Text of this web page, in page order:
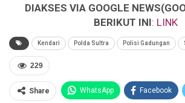
DIAKSES VIA GOOGLE
BERIKUT INI: LINK
Kendari Polda Sultra Polisi Gadungan
229
Share WhatsApp Facebook